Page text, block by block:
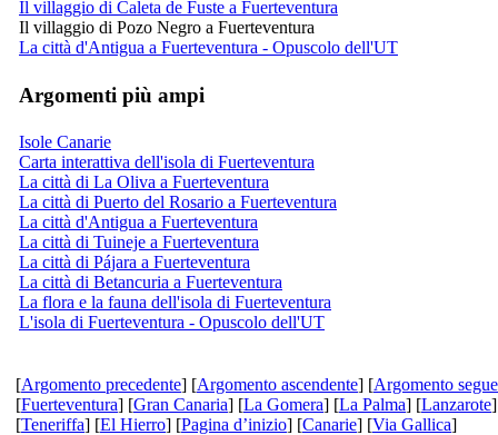
Il villaggio di Caleta de Fuste a Fuerteventura
Il villaggio di Pozo Negro a Fuerteventura
La città d'Antigua a Fuerteventura - Opuscolo dell'UT
Argomenti più ampi
Isole Canarie
Carta interattiva dell'isola di Fuerteventura
La città di La Oliva a Fuerteventura
La città di Puerto del Rosario a Fuerteventura
La città d'Antigua a Fuerteventura
La città di Tuineje a Fuerteventura
La città di Pájara a Fuerteventura
La città di Betancuria a Fuerteventura
La flora e la fauna dell'isola di Fuerteventura
L'isola di Fuerteventura - Opuscolo dell'UT
[Argomento precedente] [Argomento ascendente] [Argomento
[Fuerteventura] [Gran Canaria] [La Gomera] [La Palma] [Lanzarote]
[Teneriffa] [El Hierro] [Pagina d’inizio] [Canarie] [Via Gallica]